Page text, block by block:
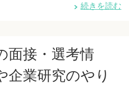
続きを読む
面接・選考情
企業研究のやり